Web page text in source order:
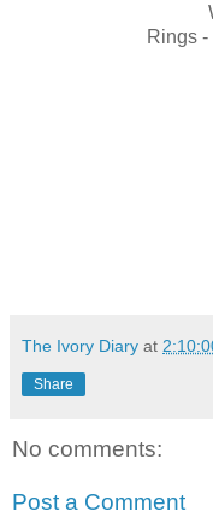
Rings -
The Ivory Diary at
Share
No comments:
Post a Comment